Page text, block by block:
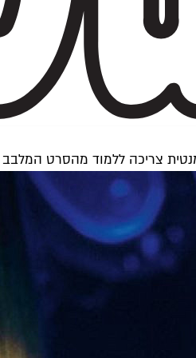
צריכה ללמוד מהסרט